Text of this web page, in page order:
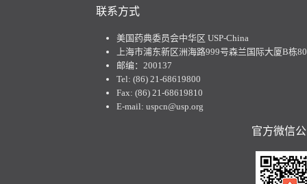
联系方式
美国药典委员会中华区 USP-China
上海市浦东新区洲海路999号森兰国际大厦B栋
邮编：200137
Tel: (86) 21-68619800
Fax: (86) 21-68619810
E-mail: uspcn@usp.org
官方微信